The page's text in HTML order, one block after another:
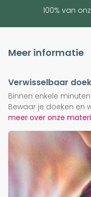
100% van
Meer informatie
Verwisselbaar doek
Binnen enkele
Bewaar je doeken en
meer over onze